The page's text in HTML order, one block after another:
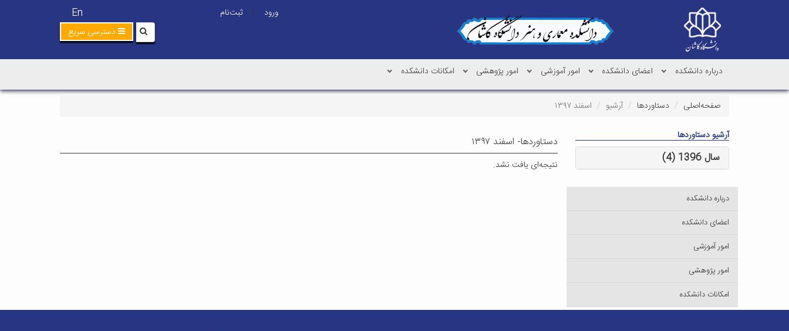
En ورود |
ثبت‌نام
دسترسی سریع
درباره دانشکده اعضای دانشکده امور آموزشی امور پژوهشی امکانات دانشکده
صفحه‌اصلی دستاوردها آرشیو اسفند ۱۳۹۷
دستاوردها- اسفند ۱۳۹۷
نتیجه‌ای یافت نشد.
آرشیو دستاوردها
سال 1396 (4)
درباره دانشکده
اعضای دانشکده
امور آموزشی
امور پژوهشی
امکانات دانشکده